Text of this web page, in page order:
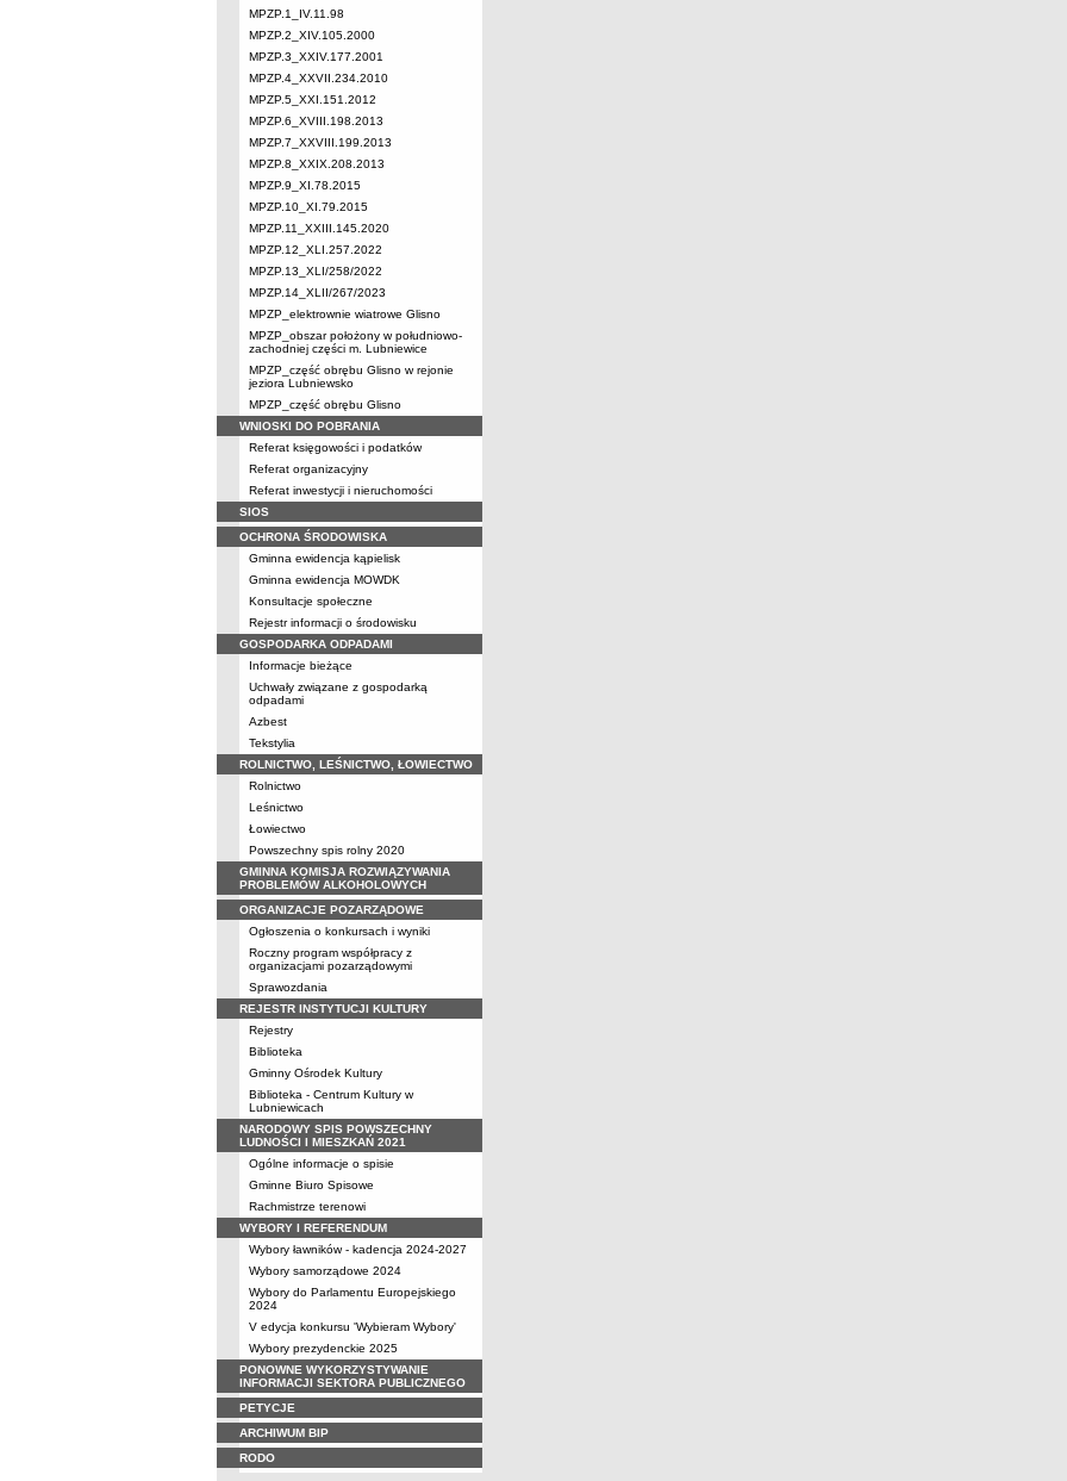
MPZP.1_IV.11.98
MPZP.2_XIV.105.2000
MPZP.3_XXIV.177.2001
MPZP.4_XXVII.234.2010
MPZP.5_XXI.151.2012
MPZP.6_XVIII.198.2013
MPZP.7_XXVIII.199.2013
MPZP.8_XXIX.208.2013
MPZP.9_XI.78.2015
MPZP.10_XI.79.2015
MPZP.11_XXIII.145.2020
MPZP.12_XLI.257.2022
MPZP.13_XLI/258/2022
MPZP.14_XLII/267/2023
MPZP_elektrownie wiatrowe Glisno
MPZP_obszar położony w południowo-
zachodniej części m. Lubniewice
MPZP_część obrębu Glisno w rejonie
jeziora Lubniewsko
MPZP_część obrębu Glisno
WNIOSKI DO POBRANIA
Referat księgowości i podatków
Referat organizacyjny
Referat inwestycji i nieruchomości
SIOS
OCHRONA ŚRODOWISKA
Gminna ewidencja kąpielisk
Gminna ewidencja MOWDK
Konsultacje społeczne
Rejestr informacji o środowisku
GOSPODARKA ODPADAMI
Informacje bieżące
Uchwały związane z gospodarką
odpadami
Azbest
Tekstylia
ROLNICTWO, LEŚNICTWO, ŁOWIECTWO
Rolnictwo
Leśnictwo
Łowiectwo
Powszechny spis rolny 2020
GMINNA KOMISJA ROZWIĄZYWANIA
PROBLEMÓW ALKOHOLOWYCH
ORGANIZACJE POZARZĄDOWE
Ogłoszenia o konkursach i wyniki
Roczny program współpracy z
organizacjami pozarządowymi
Sprawozdania
REJESTR INSTYTUCJI KULTURY
Rejestry
Biblioteka
Gminny Ośrodek Kultury
Biblioteka - Centrum Kultury w
Lubniewicach
NARODOWY SPIS POWSZECHNY
LUDNOŚCI I MIESZKAŃ 2021
Ogólne informacje o spisie
Gminne Biuro Spisowe
Rachmistrze terenowi
WYBORY I REFERENDUM
Wybory ławników - kadencja 2024-2027
Wybory samorządowe 2024
Wybory do Parlamentu Europejskiego
2024
V edycja konkursu 'Wybieram Wybory'
Wybory prezydenckie 2025
PONOWNE WYKORZYSTYWANIE
INFORMACJI SEKTORA PUBLICZNEGO
PETYCJE
ARCHIWUM BIP
RODO